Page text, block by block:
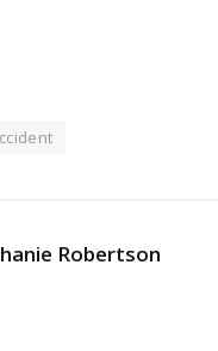
Robertson